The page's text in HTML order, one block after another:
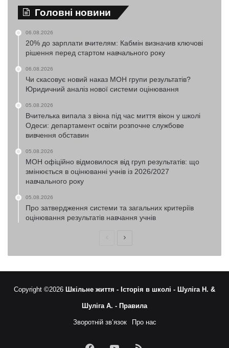
Головні новини
06.08.2026
20% до зарплати вчителям: Кабмін визначив ключові
рішення перед стартом навчального року
06.08.2026
Чи скасовує новий наказ МОН групи результатів?
Юридичний аналіз нової системи оцінювання
05.08.2026
Вчителька випала з вікна під час миття вікон у школі
Одеси: департамент освіти розпочне службове
вивчення обставин
05.08.2026
МОН офіційно відмовилося від груп результатів: що
змінюється в оцінюванні учнів із 2026/2027
навчального року
05.08.2026
Про затвердження системи та загальних критеріїв
оцінювання результатів навчання учнів
ПопередняНаступна
Copyright ©2026 Шкільне життя - Історія в школі - Шуліга Н. &
Шуліга А. - Правила
Зворотній зв’язок Про нас